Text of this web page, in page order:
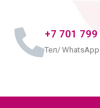
+7 701
Тел/ WhatsApp